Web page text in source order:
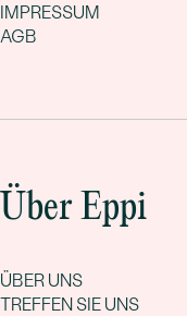
IMPRESSUM
AGB
Über Eppi
ÜBER UNS
TREFFEN SIE UNS